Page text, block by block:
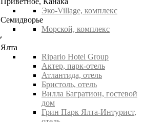
Эко-Village, комплекс
Семидворье
Морской, комплекс
Ялта
Ripario Hotel Group
Актер, парк-отель
Атлантида, отель
Бристоль, отель
Вилла Багратион, гостевой
дом
Грин Парк Ялта-Интурист,